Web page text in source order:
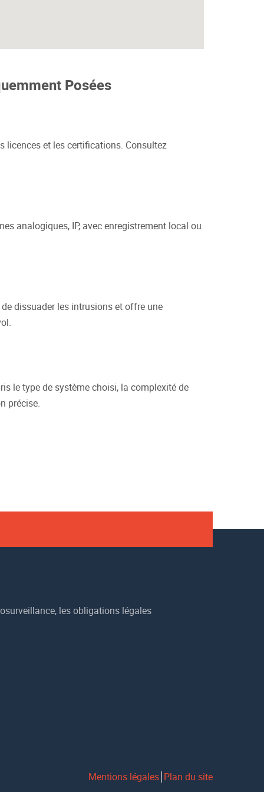
Posées
licences et les certifications. Consultez
analogiques, IP, avec enregistrement local ou
dissuader les intrusions et offre une
le type de système choisi, la complexité de
précise.
les obligations légales
Mentions légales Plan du site